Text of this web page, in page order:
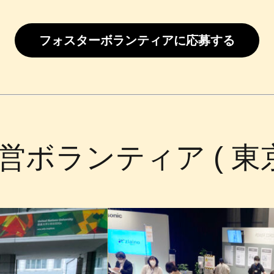
フォスターボランティアに応募する
ボランティア ( 東